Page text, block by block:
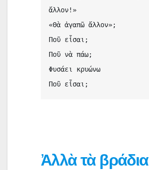
ἄλλον!»
«Θὰ ἀγαπῶ ἄλλον»;
Ποῦ εἶσαι;
Ποῦ νὰ πάω;
Φυσάει κρυώνω
Ποῦ εἶσαι;
Ἀλλὰ τὰ βράδια